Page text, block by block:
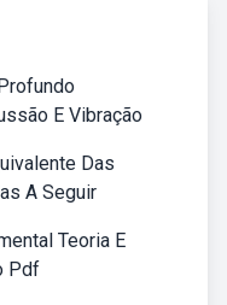
E Vibração
Das
A Seguir
Teoria E
Pdf